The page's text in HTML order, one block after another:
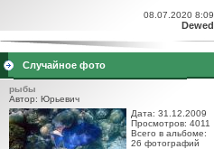
08.07.2020 8:09
Dewed
Случайное фото
рыбы
Автор: Юрьевич
Дата: 31.12.2009
Просмотров: 4011
Всего в альбоме:
26 фотографий